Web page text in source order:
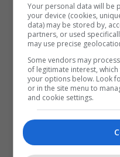
Your personal data will be
your device (cookies,
data) may be stored by,
partners, or used
may use precise
Some vendors may
of legitimate interest,
your options below. Look
or in the site menu to
and cookie settings.